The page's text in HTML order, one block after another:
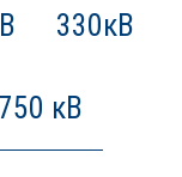
330кВ
750 кВ